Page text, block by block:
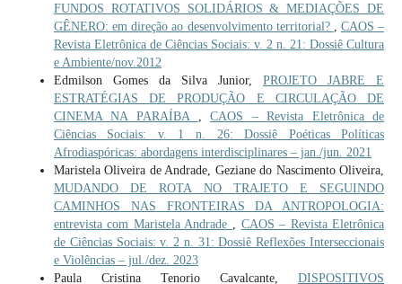
FUNDOS ROTATIVOS SOLIDÁRIOS & MEDIAÇÕES DE
GÊNERO: em direção ao desenvolvimento territorial?
CAOS –
Revista Eletrônica de Ciências Sociais: v. 2 n. 21: Dossiê Cultura
e Ambiente/nov.2012
Edmilson Gomes da Silva Junior,PROJETO JABRE E
ESTRATÉGIAS DE PRODUÇÃO E CIRCULAÇÃO DE
CINEMA NA PARAÍBA
,CAOS – Revista Eletrônica de
Ciências Sociais: v. 1 n. 26: Dossiê Poéticas Políticas
Afrodiaspóricas: abordagens interdisciplinares – jan./jun. 2021
Maristela Oliveira de Andrade, Geziane do Nascimento Oliveira,
MUDANDO DE ROTA NO TRAJETO E SEGUINDO
CAMINHOS NAS FRONTEIRAS DA ANTROPOLOGIA:
entrevista com Maristela Andrade
CAOS – Revista Eletrônica
de Ciências Sociais: v. 2 n. 31: Dossiê Reflexões Interseccionais
e Violências – jul./dez. 2023
Paula Cristina Tenorio Cavalcante,DISPOSITIVOS